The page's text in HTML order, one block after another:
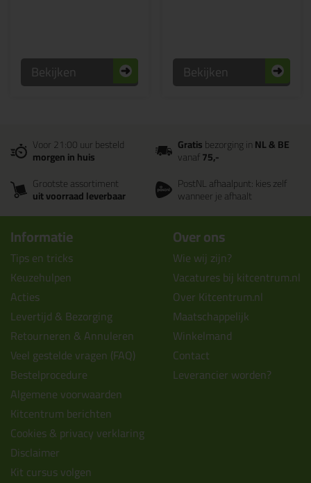
Bekijken Bekijken
Voor 21:00 uur besteld
morgen in huis
Gratisbezorging inNL & BE
vanaf75,-
Grootste assortiment
uit voorraad leverbaar
PostNL afhaalpunt: kies zelf
wanneer je afhaalt
Informatie
Tips en tricks
Keuzehulpen
Acties
Levertijd & Bezorging
Retourneren & Annuleren
Veel gestelde vragen (FAQ)
Bestelprocedure
Algemene voorwaarden
Kitcentrum berichten
Cookies & privacy verklaring
Disclaimer
Kit cursus volgen
Over ons
Wie wij zijn?
Vacatures bij kitcentrum.nl
Over Kitcentrum.nl
Maatschappelijk
Winkelmand
Contact
Leverancier worden?